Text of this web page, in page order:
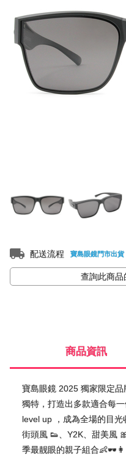
配送流程 寶島眼鏡門市出貨
查詢此商品
商品資訊
寶島眼鏡 2025 獨家限定品
獨特，打造出多款適合每
level up ，成為全場的目
街頭風 👟、Y2K、甜美風
季最靓眼的親子組合